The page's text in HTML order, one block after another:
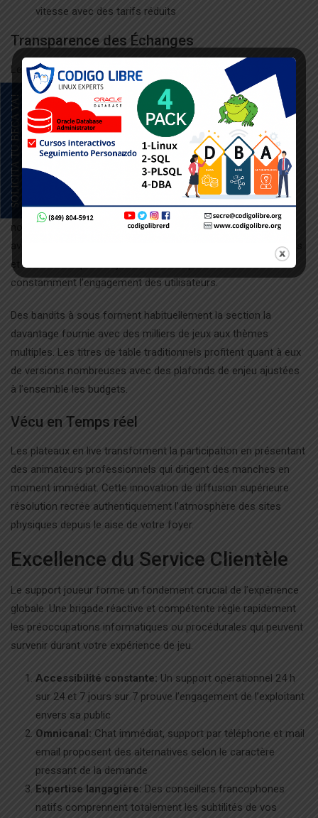
vitesse avec des tarifs réduits
Transparence des Échanges
Les modalités de encaissement se doivent d’ être précises,
exempt de articles occultes qui pourraient retarder la
disponibilité à vos sommes. Les opérateurs sérieux affichent
explicitement leurs procédures de vérification d’identité et les
durées standards de gestion pour chaque option disponible.
Collection de Titres et Éditeurs
Une richesse de jeu d’une plateforme se évalue tant à la
nombre qu’à la qualité de son catalogue. Les collaborations
avec des développeurs établis certifient des vécus immersives
et des mécaniques de jeu novatrices qui renouvellent
constamment l’engagement des utilisateurs.
Des bandits à sous forment habituellement la section la
davantage fournie avec des milliers de jeux aux thèmes
multiples. Les titres de table traditionnels profitent quant à eux
de versions nombreuses avec des plafonds de enjeu ajustées
à l’ensemble les budgets.
Vécu en Temps réel
Les plateaux en live transforment la participation en présentant
des animateurs professionnels qui dirigent des manches en
moment immédiat. Cette innovation de diffusion supérieure
résolution recrée authentiquement l’atmosphère des sites
physiques depuis le aise de votre foyer.
Excellence du Service Clientèle
Le support joueur forme un fondement crucial de l’expérience
globale. Une brigade réactive et compétente règle rapidement
les préoccupations informatiques ou procédurales qui peuvent
survenir durant votre expérience de jeu.
Accessibilité constante: Un support opérationnel 24 h
sur 24 et 7 jours sur 7 prouve l’engagement de l’exploitant
envers sa public
Omnicanal: Chat immédiat, support par téléphone et mail
email proposent des alternatives selon le caractère
pressant de la demande
Expertise langagière: Des conseillers francophones
natifs comprennent totalement les subtilités de vos
SOLICITA TU BECA YA!